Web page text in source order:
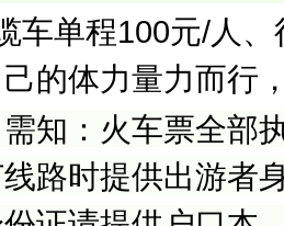
车单程100元/人、
的体力量力而行
知：火车票全部
路时提供出游者